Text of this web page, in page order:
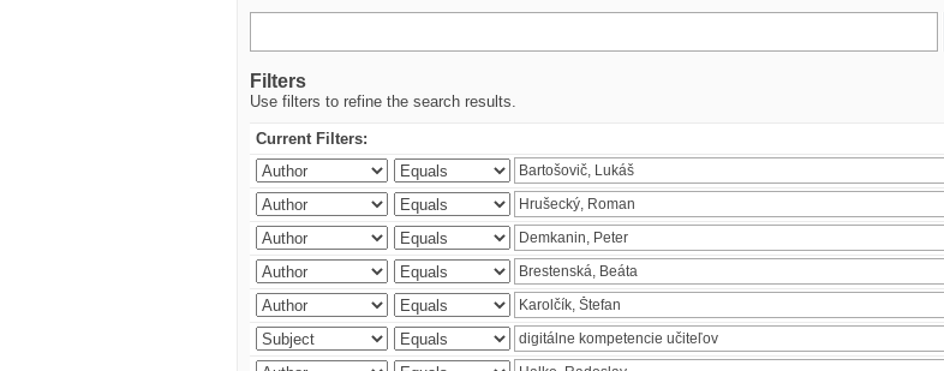
Filters
Use filters to refine the search results.
Current Filters: